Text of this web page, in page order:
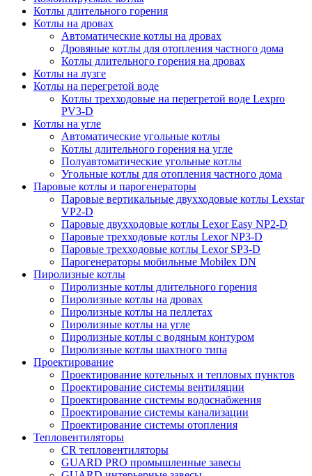
Котлы длительного горения
Котлы на дровах
Автоматические котлы на дровах
Дровяные котлы для отопления частного дома
Котлы длительного горения на дровах
Котлы на лузге
Котлы на перегретой воде
Котлы трехходовые на перегретой воде Lexpro
PV3-D
Котлы на угле
Автоматические угольные котлы
Котлы длительного горения на угле
Полуавтоматические угольные котлы
Угольные котлы для отопления частного дома
Паровые котлы и парогенераторы
Паровые вертикальные двухходовые котлы Lexstar
VP2-D
Паровые двухходовые котлы Lexor Easy NP2-D
Паровые трехходовые котлы Lexor NP3-D
Паровые трехходовые котлы Lexor SP3-D
Парогенераторы мобильные Mobilex DN
Пиролизные котлы
Пиролизные котлы длительного горения
Пиролизные котлы на дровах
Пиролизные котлы на пеллетах
Пиролизные котлы на угле
Пиролизные котлы с водяным контуром
Пиролизные котлы шахтного типа
Проектирование
Проектирование котельных и тепловых пунктов
Проектирование системы вентиляции
Проектирование системы водоснабжения
Проектирование системы канализации
Проектирование системы отопления
Тепловентиляторы
CR тепловентиляторы
GUARD PRO промышленные завесы